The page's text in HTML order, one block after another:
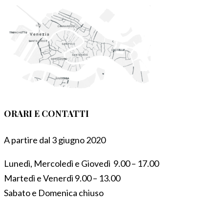
ORARI E CONTATTI
A partire dal 3 giugno 2020
Lunedì, Mercoledì e Giovedì 9.00 – 17.00
Martedì e Venerdì 9.00 – 13.00
Sabato e Domenica chiuso